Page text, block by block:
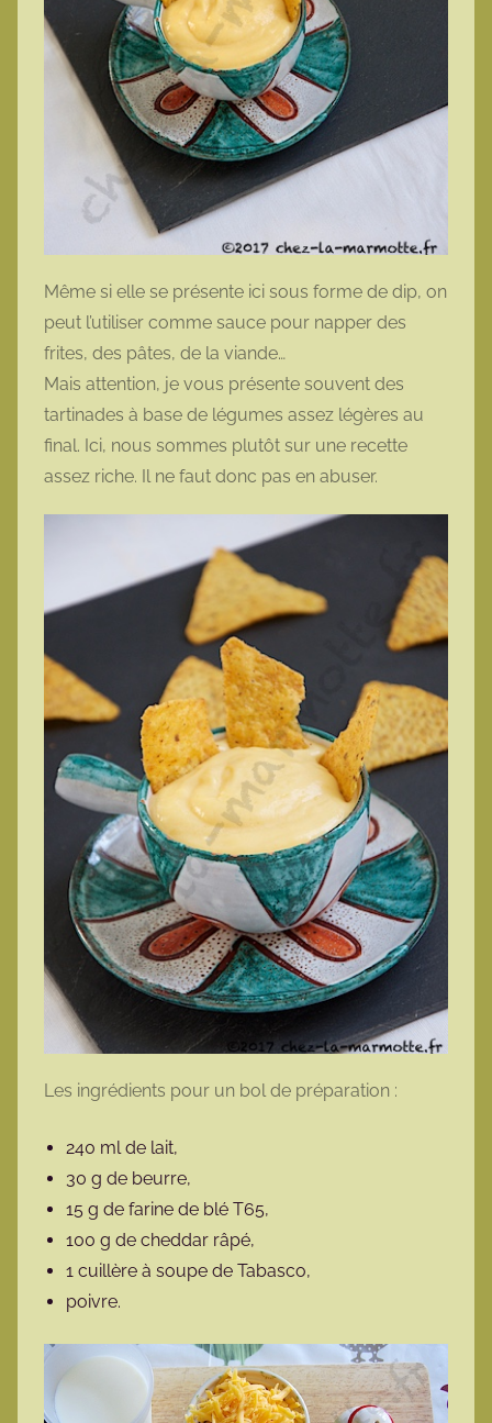
Même si elle se présente ici sous forme de dip, on
peut l’utiliser comme sauce pour napper des
frites, des pâtes, de la viande…
Mais attention, je vous présente souvent des
tartinades à base de légumes assez légères au
final. Ici, nous sommes plutôt sur une recette
assez riche. Il ne faut donc pas en abuser.
Les ingrédients pour un bol de préparation :
240 ml de lait,
30 g de beurre,
15 g de farine de blé T65,
100 g de cheddar râpé,
1 cuillère à soupe de Tabasco,
poivre.